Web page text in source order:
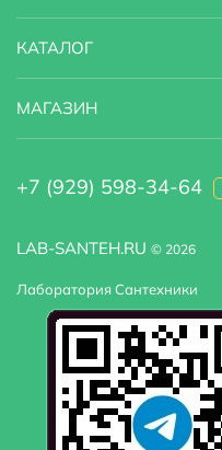
LAB-SANTEH.RU © 2026
Лаборатория Сантехники
КАТАЛОГ
МАГАЗИН
+7 (929) 598-34-64